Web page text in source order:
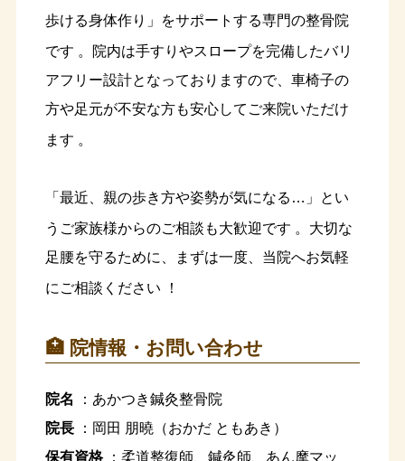
歩ける身体作り」をサポートする専門の整骨院
です 。院内は手すりやスロープを完備したバリ
アフリー設計となっておりますので、車椅子の
方や足元が不安な方も安心してご来院いただけ
ます 。
「最近、親の歩き方や姿勢が気になる…」とい
うご家族様からのご相談も大歓迎です 。大切な
足腰を守るために、まずは一度、当院へお気軽
にご相談ください ！
🏥 院情報・お問い合わせ
院名
：あかつき鍼灸整骨院
院長：岡田 朋曉（おかだ ともあき）
保有資格：柔道整復師、鍼灸師、あん摩マッ